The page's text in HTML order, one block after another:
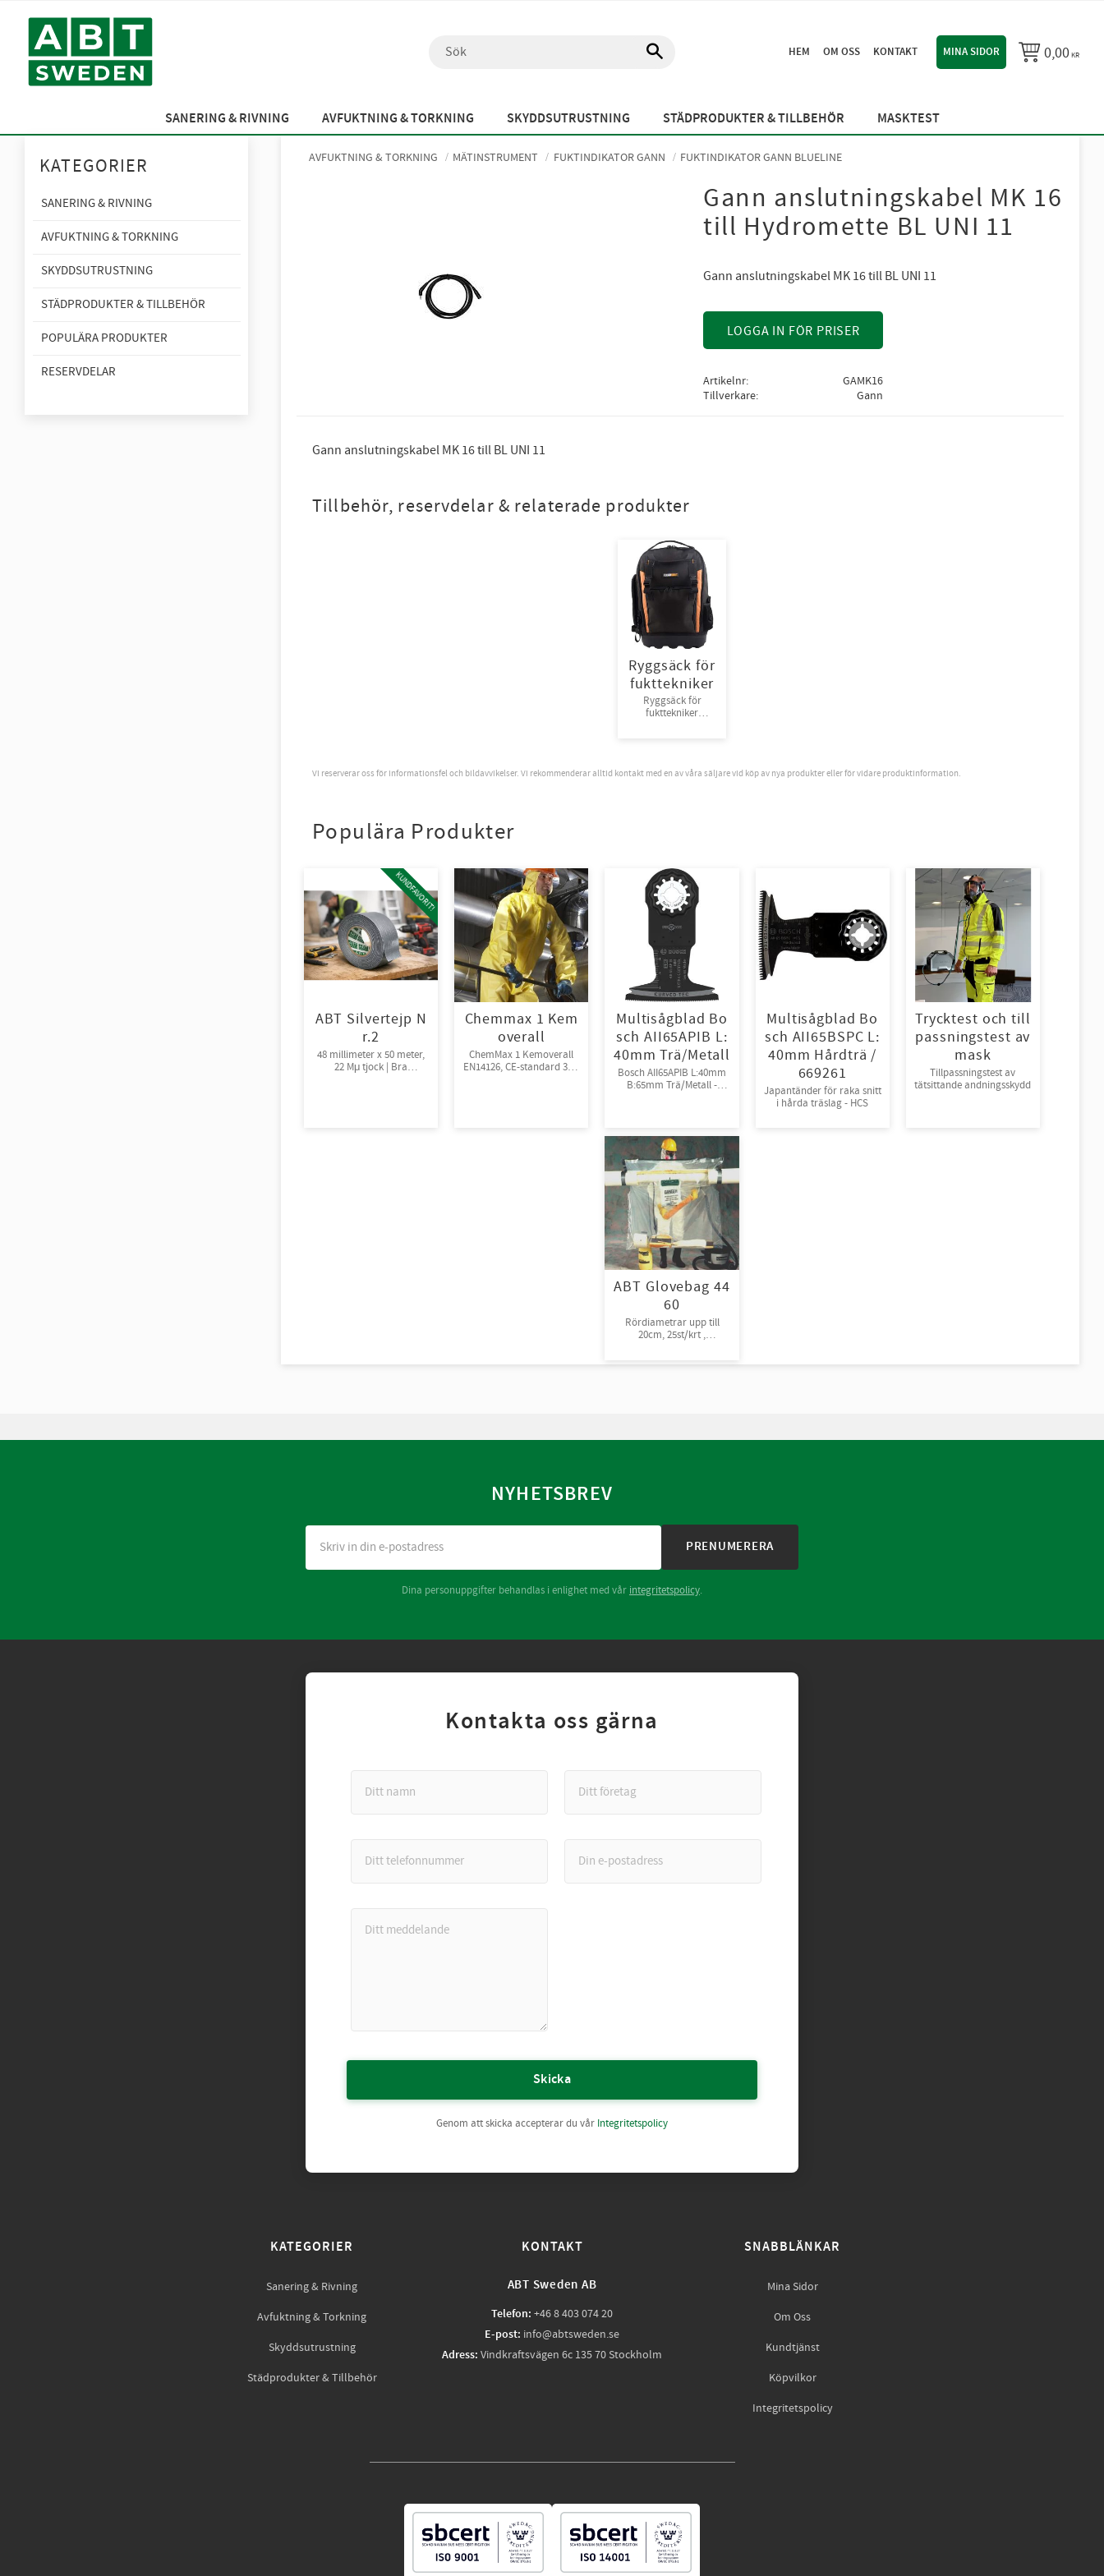
HEM OM OSS KONTAKT MINA SIDOR 0,00KR
SANERING & RIVNING AVFUKTNING & TORKNING SKYDDSUTRUSTNING STÄDPRODUKTER & TILLBEHÖR MASKTEST
AVFUKTNING & TORKNING MÄTINSTRUMENT FUKTINDIKATOR GANN FUKTINDIKATOR GANN BLUELINE
Gann anslutningskabel MK 16
till Hydromette BL UNI 11
Gann anslutningskabel MK 16 till BL UNI 11
LOGGA IN FÖR PRISER
Artikelnr
GAMK16
Tillverkare
Gann
Gann anslutningskabel MK 16 till BL UNI 11
Tillbehör, reservdelar & relaterade produkter
Ryggsäck för
fukttekniker
Ryggsäck för
fukttekniker
Vi reserverar oss för informationsfel och bildavvikelser. Vi rekommenderar alltid kontakt med en av våra säljare vid köp av nya produkter eller för vidare produktinformation.
Populära Produkter
ABT Silvertejp N
r.2
48 millimeter x 50 meter,
22 Mμ tjock | Bra
KUNDFAVORIT!
Chemmax 1 Kem
overall
ChemMax 1 Kemoverall
EN14126, CE-standard 3-B,
Multisågblad Bo
sch AII65APIB L:
40mm Trä/Metall
Bosch AII65APIB L:40mm
B:65mm Trä/Metall -
Multisågblad Bo
sch AII65BSPC L:
40mm Hårdträ /
669261
Japantänder för raka snitt
i hårda träslag - HCS
Trycktest och till
passningstest av
mask
Tillpassningstest av
tätsittande andningsskydd
ABT Glovebag 44
60
Rördiametrar upp till
20cm, 25st/krt ,
KATEGORIER
SANERING & RIVNING
AVFUKTNING & TORKNING
SKYDDSUTRUSTNING
STÄDPRODUKTER & TILLBEHÖR
POPULÄRA PRODUKTER
RESERVDELAR
NYHETSBREV
PRENUMERERA
Dina personuppgifter behandlas i enlighet med vår integritetspolicy.
Kontakta oss gärna
Skicka
Genom att skicka accepterar du vår Integritetspolicy
KATEGORIER
Sanering & Rivning
Avfuktning & Torkning
Skyddsutrustning
Städprodukter & Tillbehör
KONTAKT
ABT Sweden AB
Telefon: +46 8 403 074 20
E-post: info@abtsweden.se
Adress: Vindkraftsvägen 6c 135 70 Stockholm
SNABBLÄNKAR
Mina Sidor
Om Oss
Kundtjänst
Köpvilkor
Integritetspolicy